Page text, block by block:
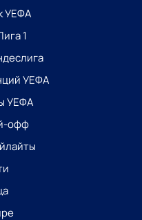
УЕФА
1
УЕФА
УЕФА
офф